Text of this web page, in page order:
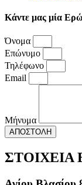
Κάντε μας μία
Όνομα
Επώνυμο
Τηλέφωνο
Email
Μήνυμα
ΑΠΟΣΤΟΛΗ
ΣΤΟΙΧΕΙΑ